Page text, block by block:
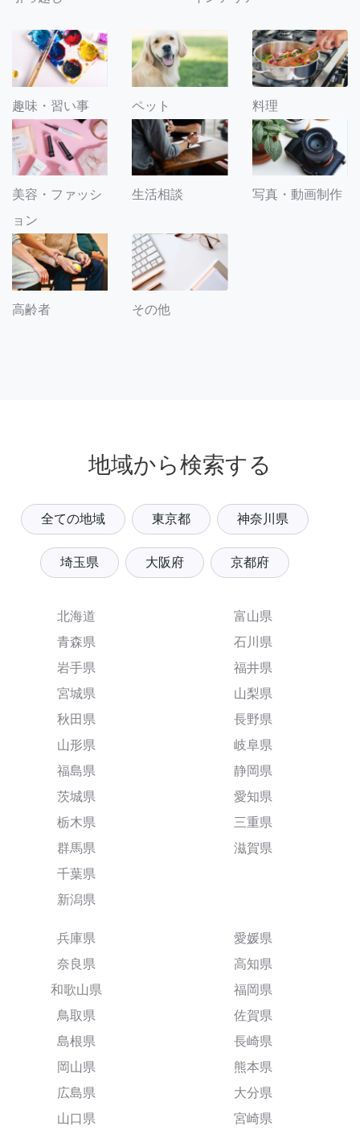
趣味・習い事 ペット 料理
美容・ファッシ
ョン
生活相談 写真・動画制作
高齢者 その他
地域から検索する
全ての地域 東京都 神奈川県
埼玉県 大阪府 京都府
北海道
青森県
岩手県
宮城県
秋田県
山形県
福島県
茨城県
栃木県
群馬県
千葉県
新潟県
富山県
石川県
福井県
山梨県
長野県
岐阜県
静岡県
愛知県
三重県
滋賀県
兵庫県
奈良県
和歌山県
鳥取県
島根県
岡山県
広島県
山口県
愛媛県
高知県
福岡県
佐賀県
長崎県
熊本県
大分県
宮崎県